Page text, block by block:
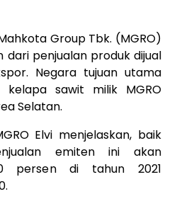
Group Tbk. (MGRO)
penjualan produk dijual
Negara tujuan utama
sawit milik MGRO
Selatan.
Elvi menjelaskan, baik
emiten ini akan
persen di tahun 2021